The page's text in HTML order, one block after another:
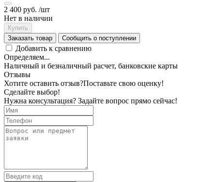
2 400 руб. /шт
Нет в наличии
Купить
Заказать товар
Сообщить о поступлении
Добавить к сравнению
Определяем...
Наличный и безналичный расчет, банковские карты
Отзывы
Хотите оставить отзыв?Поставьте свою оценку!
Сделайте выбор!
Нужна консультация? Задайте вопрос прямо сейчас!